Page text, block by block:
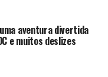
aventura divertida
e muitos deslizes